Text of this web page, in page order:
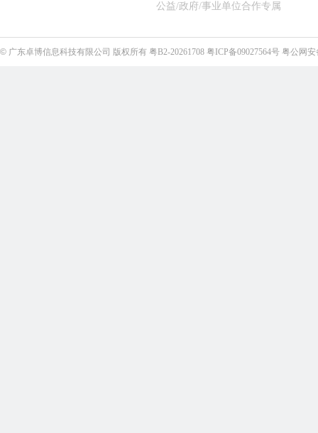
公益/政府/事业单位合作专属
© 广东卓博信息科技有限公司 版权所有 粤B2-20261708 粤ICP备09027564号 粤公网安